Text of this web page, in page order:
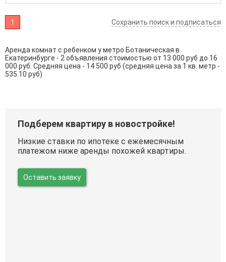
1 Сохранить поиск и подписаться
Аренда комнат с ребенком у метро Ботаническая в
Екатеринбурге - 2 объявления стоимостью от 13 000 руб до 16
000 руб. Средняя цена - 14 500 руб (средняя цена за 1 кв. метр -
535.10 руб)
Подберем квартиру в новостройке!
Низкие ставки по ипотеке с ежемесячным
платежом ниже аренды похожей квартиры.
Оставить заявку